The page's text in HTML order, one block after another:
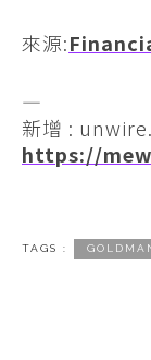
來源:
—
新增 :
https://
TAGS :